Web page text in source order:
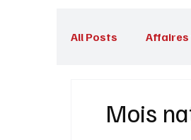
All Posts Affaires
Mois